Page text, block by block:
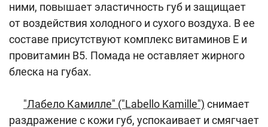
ними, повышает эластичность губ и защищает
от воздействия холодного и сухого воздуха. В ее
составе присутствуют комплекс витаминов Е и
провитамин В5. Помада не оставляет жирного
блеска на губах.
"Лабело Камилле" ("Labello Kamille") снимает
раздражение с кожи губ, успокаивает и смягчает